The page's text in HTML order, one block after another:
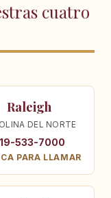
cuatro
Raleigh
DEL NORTE
533-7000
PARA LLAMAR